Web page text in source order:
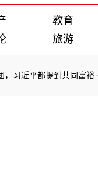
教育
旅游
近平都提到共同富裕·